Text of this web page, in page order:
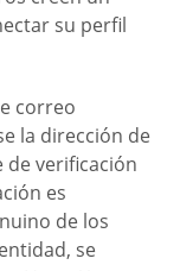
su perfil
correo
la dirección de
verificación
es
de los
se